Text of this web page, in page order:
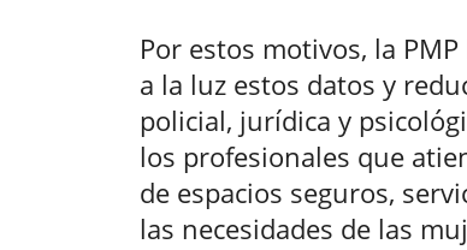
Por estos motivos, la
a la luz estos datos y
policial, jurídica y
los profesionales que
de espacios seguros,
las necesidades de las